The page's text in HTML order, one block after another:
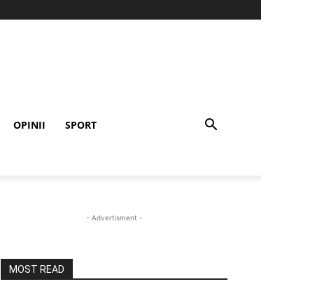
OPINII SPORT
- Advertisment -
MOST READ